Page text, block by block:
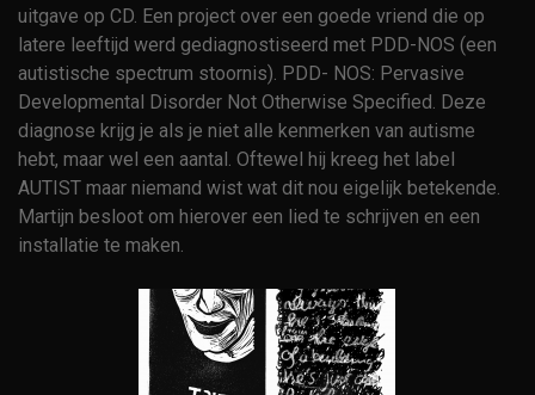
uitgave op CD. Een project over een goede vriend die op
latere leeftijd werd gediagnostiseerd met PDD-NOS (een
autistische spectrum stoornis). PDD- NOS: Pervasive
Developmental Disorder Not Otherwise Specified. Deze
diagnose krijg je als je niet alle kenmerken van autisme
hebt, maar wel een aantal. Oftewel hij kreeg het label
AUTIST maar niemand wist wat dit nou eigelijk betekende.
Martijn besloot om hierover een lied te schrijven en een
installatie te maken.